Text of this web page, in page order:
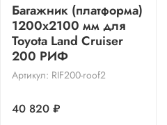
Багажник (платформа)
1200х2100 мм для
Toyota Land Cruiser
200 РИФ
Артикул: RIF200-roof2
40 820 ₽